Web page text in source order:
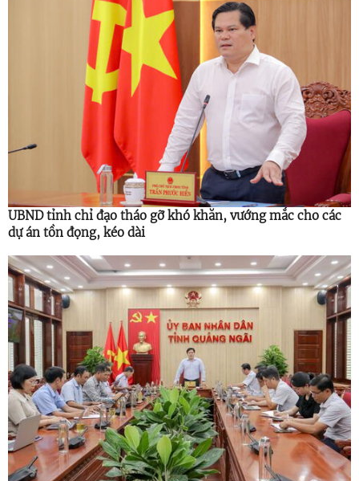
UBND tỉnh chỉ đạo tháo gỡ khó khăn, vướng mắc cho các
dự án tồn đọng, kéo dài